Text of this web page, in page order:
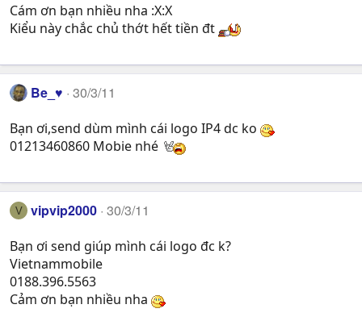
Cám ơn bạn nhiều nha :X:X
Kiểu này chắc chủ thớt hết tiền đt
Be_♥ 30/3/11
Bạn ơi,send dùm mình cái logo IP4 dc ko
01213460860 Mobie nhé
V vipvip2000 30/3/11
Bạn ơi send giúp mình cái logo đc k?
Vietnammobile
0188.396.5563
Cảm ơn bạn nhiều nha